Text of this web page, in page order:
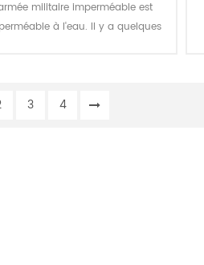
militaire imperméable est
à l'eau. Il y a quelques
3 4